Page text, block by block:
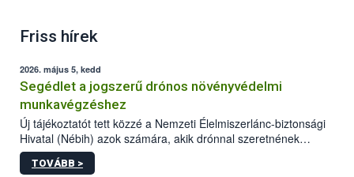
Friss hírek
2026. május 5, kedd
Segédlet a jogszerű drónos növényvédelmi
munkavégzéshez
Új tájékoztatót tett közzé a Nemzeti Élelmiszerlánc-biztonsági
Hivatal (Nébih) azok számára, akik drónnal szeretnének
növényvédelmi vagy tápanyag-gazdálkodási tevékenységet
végezni Magyarországon. Az összefoglaló részletesen
TOVÁBB >